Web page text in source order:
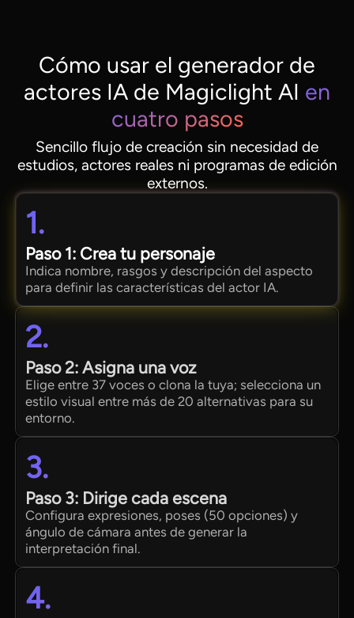
Cómo usar el generador de
actores IA de Magiclight AI en
cuatro pasos
Sencillo flujo de creación sin necesidad de
estudios, actores reales ni programas de edición
externos.
1.
Paso 1: Crea tu personaje
Indica nombre, rasgos y descripción del aspecto
para definir las características del actor IA.
2.
Paso 2: Asigna una voz
Elige entre 37 voces o clona la tuya; selecciona un
estilo visual entre más de 20 alternativas para su
entorno.
3.
Paso 3: Dirige cada escena
Configura expresiones, poses (50 opciones) y
ángulo de cámara antes de generar la
interpretación final.
4.